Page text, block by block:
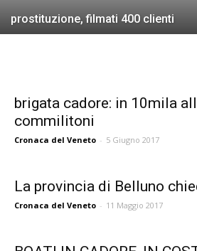
prostituzione, filmati 400 clienti
brigata cadore: in 10mila
commilitoni
Cronaca del Veneto - 5 Giugno 2017
La provincia di Belluno
Cronaca del Veneto - 11 Maggio 2017